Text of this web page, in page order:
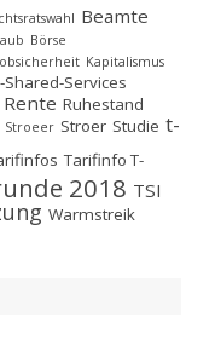
Beamte
Börse
Kapitalismus
Shared-Services
Rente Ruhestand
Stroeer Stroer Studie t-
Tarifinfo T-
2018 TSI
Warmstreik